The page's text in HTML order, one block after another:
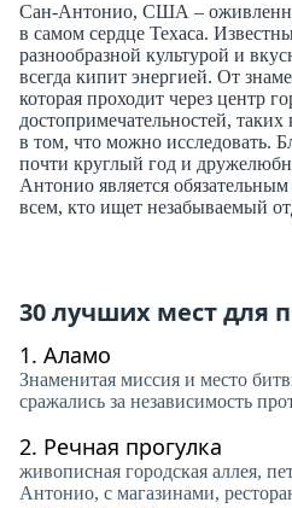
Сан-Антонио, США –
в самом сердце Техаса.
разнообразной культурой и
всегда кипит энергией. От
которая проходит через центр
достопримечательностей,
в том, что можно исследовать.
почти круглый год и
Антонио является
всем, кто ищет незабываемый
30 лучших мест для
1. Аламо
Знаменитая миссия и место
сражались за независимость
2. Речная прогулка
живописная городская аллея,
Антонио, с магазинами,